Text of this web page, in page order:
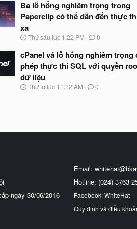
Ba lỗ hổng nghiêm trọng trong
Paperclip có thể dẫn đến thực
xa
N
à
b
ắ
t
Thứ sáu lúc 1:22 PM 0
cPanel vá lỗ hổng nghiêm trọng
phép thực thi SQL với quyền
dữ liệu
N
Thứ tư lúc 11:12 AM 0
ngày 30/06/2016
Email:
Hotline: (024) 3763
Facebook: WhiteHat
Quy định và điều